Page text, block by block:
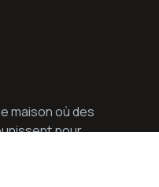
maison où des
pour